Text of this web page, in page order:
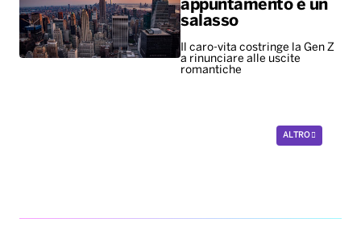
appuntamento è un
salasso
Il caro-vita costringe la Gen Z
a rinunciare alle uscite
romantiche
ALTRO